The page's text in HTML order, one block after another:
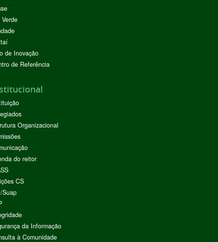
de Inovação
de Referência
Organizacional
do reitor
CS
Suap
da Informação
à Comunidade